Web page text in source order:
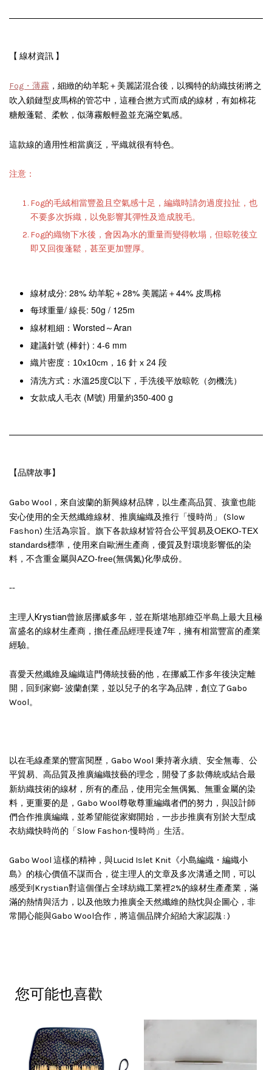
【 線材資訊 】
Fog・薄霧 ，細緻的幼羊駝＋美麗諾混合後 ，以獨特的紡織技術將之
吹入鎖鏈型皮馬棉的管芯中，這種合撚方式而成的線材，有如棉花
糖般蓬鬆、 柔軟，似薄霧般輕盈並充滿空氣感。
這款線的適用性相當廣泛，平織就很有特色。
注意：
Fog的毛絨相當豐盈且空氣感十足，編織時請勿過度拉扯，也
不要多次拆織，以免影響其彈性及造成脫毛。
Fog的織物下水後，會因為水的重量而變得軟塌，但晾乾後立
即又回復蓬鬆，甚至更加豐厚。
線材成分: 28% 幼羊駝＋28% 美麗諾＋44% 皮馬棉
每球重量/ 線長: 50g / 125m
線材粗細：Worsted～Aran
建議針號 (棒針) : 4-6 mm
織片密度：10x10cm，16 針 x 24 段
清洗方式：水溫25度C以下，手洗後平放晾乾（勿機洗）
女款成人毛衣 (M號) 用量約350-400 g
【品牌故事】
Gabo Wool，來自波蘭的新興線材品牌，以生產高品質、孩童也能
安心使用的全天然纖維線材、推廣編織及推行「慢時尚」 (Slow
Fashon) 生活為宗旨。旗下各款線材皆符合公平貿易及OEKO-TEX
standards標準，使用來自歐洲生產商，優質及對環境影響低的染
料，不含重金屬與AZO-free(無偶氮)化學成份。
--
主理人 Krystian曾旅居挪威多年，並在斯堪地那維亞半島上最大且極
富盛名的線材生產商，擔任產品經理長達7年，擁有相當豐富的產業
經驗。
喜愛天然纖維及編織這門傳統技藝的他，在挪威工作多年後決定離
開，回到家鄉- 波蘭創業，並以兒子的名字為品牌，創立了Gabo
Wool。
以在毛線產業的豐富閱歷，Gabo Wool 秉持著永續、安全無毒、公
平貿易、高品質及推廣編織技藝的理念，開發了多款傳統或結合最
新紡織技術的線材，所有的產品，使用完全無偶氮、無重金屬的染
料，更重要的是，Gabo Wool尊敬尊重編織者們的努力，與設計師
們合作推廣編織，並希望能從家鄉開始，一步步推廣有別於大型成
衣紡織快時尚的「Slow Fashon‧慢時尚」生活。
Gabo Wool 這樣的精神，與Lucid Islet Knit《小島編織・編織小
島》的核心價值不謀而合，從主理人的文章及多次溝通之間，可以
感受到Krystian對這個僅占全球紡織工業裡2%的線材生產產業，滿
滿的熱情與活力，以及他致力推廣全天然纖維的熱忱與企圖心，非
常開心能與Gabo Wool合作，將這個品牌介紹給大家認識 : )
您可能也喜歡